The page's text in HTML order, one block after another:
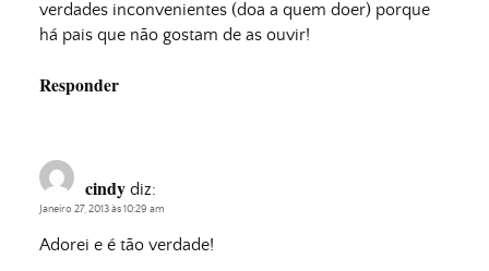
verdades inconvenientes (doa a quem doer) porque
há pais que não gostam de as ouvir!
Responder
cindy diz:
Janeiro 27, 2013 às 10:29 am
Adorei e é tão verdade!